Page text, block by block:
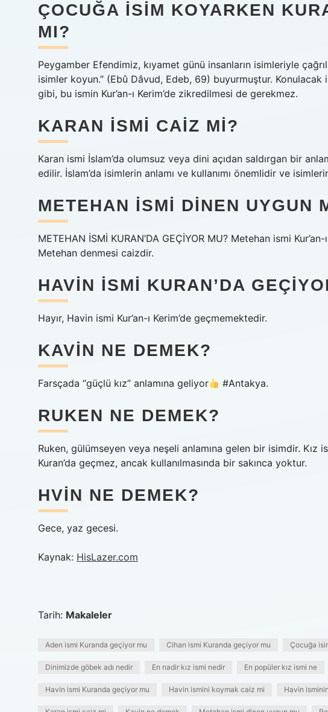
ÇOCUĞA ISIM KOYARKEN
MI?
Peygamber Efendimiz, kıyamet günü insanların isimleriyle
isimler koyun.” (Ebû Dâvud, Edeb, 69) buyurmuştur.
gibi, bu ismin Kur’an-ı Kerim’de zikredilmesi de gerekmez.
KARAN ISMI CAIZ MI?
Karan ismi İslam’da olumsuz veya dini açıdan saldırgan bir
edilir. İslam’da isimlerin anlamı ve kullanımı önemlidir ve
METEHAN ISMI DINEN UYGUN
METEHAN İSMİ KURAN’DA GEÇİYOR MU? Metehan ismi
Metehan denmesi caizdir.
HAVIN ISMI KURAN’DA
Hayır, Havin ismi Kur’an-ı Kerim’de geçmemektedir.
KAVIN NE DEMEK?
Farsçada “güçlü kız” anlamına geliyor #Antakya.
RUKEN NE DEMEK?
Ruken, gülümseyen veya neşeli anlamına gelen bir isimdir. Kız
Kuran’da geçmez, ancak kullanılmasında bir sakınca yoktur.
HVIN NE DEMEK?
Gece, yaz gecesi.
Kaynak: HisLazer.com
Tarih: Makaleler
Aden ismi Kuranda geçiyor mu Cihan ismi Kuranda geçiyor mu Çocuğa
Dinimizde göbek adı nedir En nadir kız ismi nedir En popüler kız ismi ne
Havin ismi Kuranda geçiyor mu Havin ismini koymak caiz mi Havin